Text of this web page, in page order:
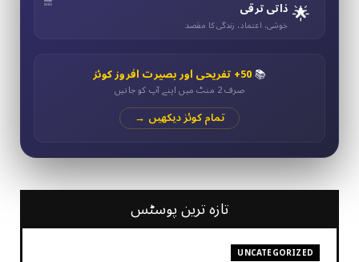
🌟 ذاتی ترقی
خوشی، اعتماد، زندگی کا مقصد
📚50+ تفریحی اور بصیرت افروز کوئز
صرف 2 منٹ میں اپنے آپ کو جانیں
تمام کوئز دیکھیں →
تازہ ترین پوسٹس
UNCATEGORIZED